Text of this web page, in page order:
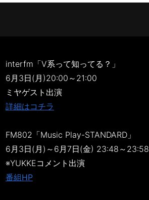
interfm「V系って知ってる？」
6月3日(月)20:00～21:00
ミヤゲスト出演
詳細はコチラ
FM802「Music Play-STANDARD」
6月3日(月)～6月7日(金) 23:48～23:58
※YUKKEコメント出演
番組HP